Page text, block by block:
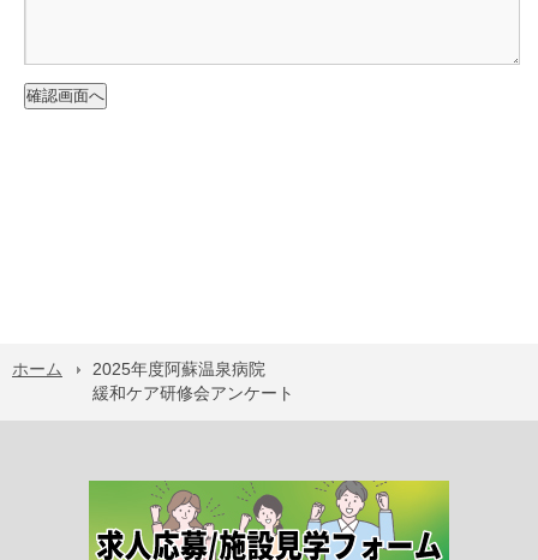
ホーム
2025年度阿蘇温泉病院
緩和ケア研修会アンケート